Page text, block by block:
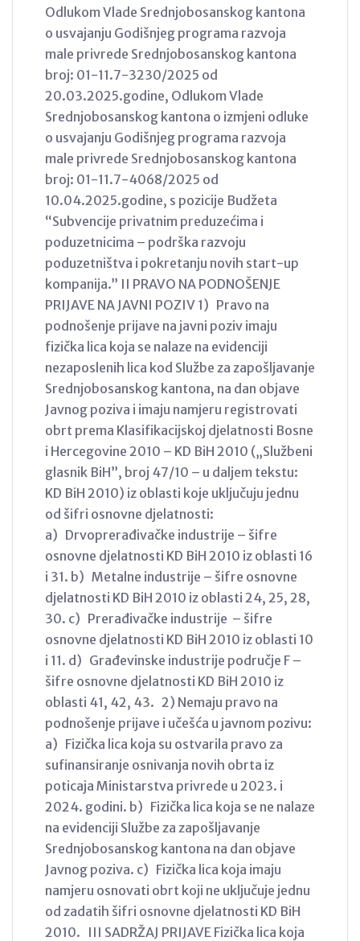
Odlukom Vlade Srednjobosanskog kantona
o usvajanju Godišnjeg programa razvoja
male privrede Srednjobosanskog kantona
broj: 01-11.7-3230/2025 od
20.03.2025.godine, Odlukom Vlade
Srednjobosanskog kantona o izmjeni odluke
o usvajanju Godišnjeg programa razvoja
male privrede Srednjobosanskog kantona
broj: 01-11.7-4068/2025 od
10.04.2025.godine, s pozicije Budžeta
“Subvencije privatnim preduzećima i
poduzetnicima – podrška razvoju
poduzetništva i pokretanju novih start-up
kompanija.” II PRAVO NA PODNOŠENJE
PRIJAVE NA JAVNI POZIV 1) Pravo na
podnošenje prijave na javni poziv imaju
fizička lica koja se nalaze na evidenciji
nezaposlenih lica kod Službe za zapošljavanje
Srednjobosanskog kantona, na dan objave
Javnog poziva i imaju namjeru registrovati
obrt prema Klasifikacijskoj djelatnosti Bosne
i Hercegovine 2010 – KD BiH 2010 („Službeni
glasnik BiH”, broj 47/10 – u daljem tekstu:
KD BiH 2010) iz oblasti koje uključuju jednu
od šifri osnovne djelatnosti:
a) Drvoprerađivačke industrije – šifre
osnovne djelatnosti KD BiH 2010 iz oblasti 16
i 31. b) Metalne industrije – šifre osnovne
djelatnosti KD BiH 2010 iz oblasti 24, 25, 28,
30. c) Prerađivačke industrije – šifre
osnovne djelatnosti KD BiH 2010 iz oblasti 10
i 11. d) Građevinske industrije područje F –
šifre osnovne djelatnosti KD BiH 2010 iz
oblasti 41, 42, 43. 2) Nemaju pravo na
podnošenje prijave i učešća u javnom pozivu:
a) Fizička lica koja su ostvarila pravo za
sufinansiranje osnivanja novih obrta iz
poticaja Ministarstva privrede u 2023. i
2024. godini. b) Fizička lica koja se ne nalaze
na evidenciji Službe za zapošljavanje
Srednjobosanskog kantona na dan objave
Javnog poziva. c) Fizička lica koja imaju
namjeru osnovati obrt koji ne uključuje jednu
od zadatih šifri osnovne djelatnosti KD BiH
2010. III SADRŽAJ PRIJAVE Fizička lica koja